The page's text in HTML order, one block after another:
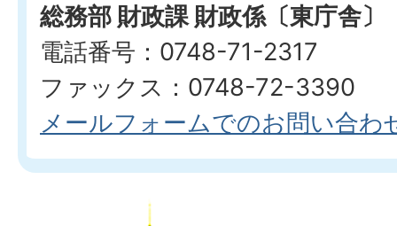
総務部 財政課 財政係〔東庁舎〕
電話番号：0748-71-2317
ファックス：0748-72-3390
メールフォームでのお問い合わ